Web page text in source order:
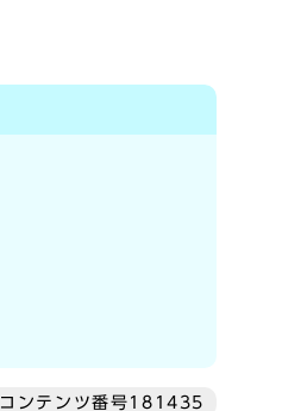
コンテンツ番号181435